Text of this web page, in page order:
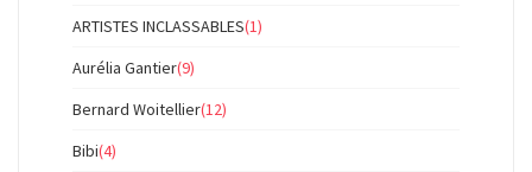
ARTISTES INCLASSABLES(1)
Aurélia Gantier(9)
Bernard Woitellier(12)
Bibi(4)